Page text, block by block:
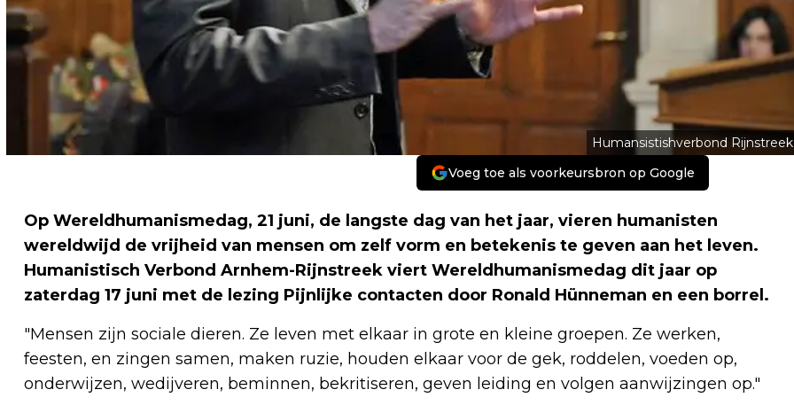
Humansistishverbond Rijnstreek
Voeg toe als voorkeursbron op Google
Op Wereldhumanismedag, 21 juni, de langste dag van het jaar, vieren humanisten
wereldwijd de vrijheid van mensen om zelf vorm en betekenis te geven aan het leven.
Humanistisch Verbond Arnhem-Rijnstreek viert Wereldhumanismedag dit jaar op
zaterdag 17 juni met de lezing Pijnlijke contacten door Ronald Hünneman en een borrel.
"Mensen zijn sociale dieren. Ze leven met elkaar in grote en kleine groepen. Ze werken,
feesten, en zingen samen, maken ruzie, houden elkaar voor de gek, roddelen, voeden op,
onderwijzen, wedijveren, beminnen, bekritiseren, geven leiding en volgen aanwijzingen op."